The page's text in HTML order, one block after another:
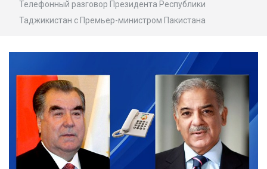
Телефонный разговор Президента Республики
Таджикистан с Премьер-министром Пакистана